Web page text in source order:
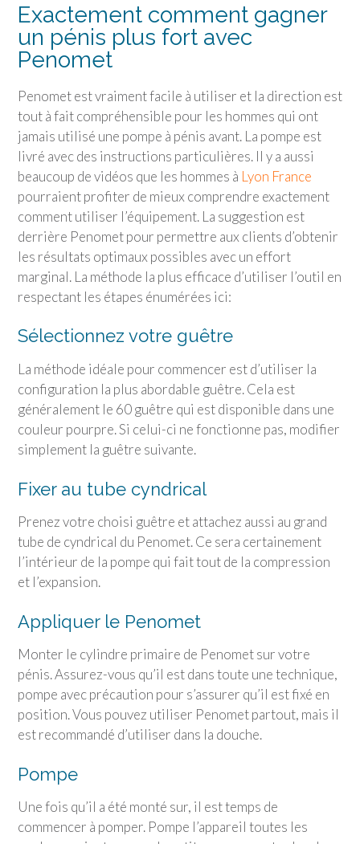
Exactement comment gagner
un pénis plus fort avec
Penomet
Penomet est vraiment facile à utiliser et la direction est
tout à fait compréhensible pour les hommes qui ont
jamais utilisé une pompe à pénis avant. La pompe est
livré avec des instructions particulières. Il y a aussi
beaucoup de vidéos que les hommes à Lyon France
pourraient profiter de mieux comprendre exactement
comment utiliser l’équipement. La suggestion est
derrière Penomet pour permettre aux clients d’obtenir
les résultats optimaux possibles avec un effort
marginal. La méthode la plus efficace d’utiliser l’outil en
respectant les étapes énumérées ici:
Sélectionnez votre guêtre
La méthode idéale pour commencer est d’utiliser la
configuration la plus abordable guêtre. Cela est
généralement le 60 guêtre qui est disponible dans une
couleur pourpre. Si celui-ci ne fonctionne pas, modifier
simplement la guêtre suivante.
Fixer au tube cyndrical
Prenez votre choisi guêtre et attachez aussi au grand
tube de cyndrical du Penomet. Ce sera certainement
l’intérieur de la pompe qui fait tout de la compression
et l’expansion.
Appliquer le Penomet
Monter le cylindre primaire de Penomet sur votre
pénis. Assurez-vous qu’il est dans toute une technique,
pompe avec précaution pour s’assurer qu’il est fixé en
position. Vous pouvez utiliser Penomet partout, mais il
est recommandé d’utiliser dans la douche.
Pompe
Une fois qu’il a été monté sur, il est temps de
commencer à pomper. Pompe l’appareil toutes les